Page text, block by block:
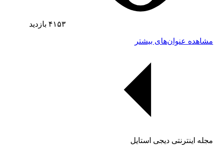
۴۱۵۳ بازدید
مشاهده عنوان‌های بیشتر
مجله اینترنتی دیجی استایل